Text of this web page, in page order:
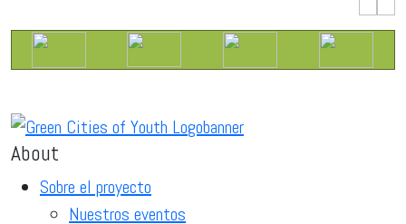
About
Sobre el proyecto
Nuestros eventos